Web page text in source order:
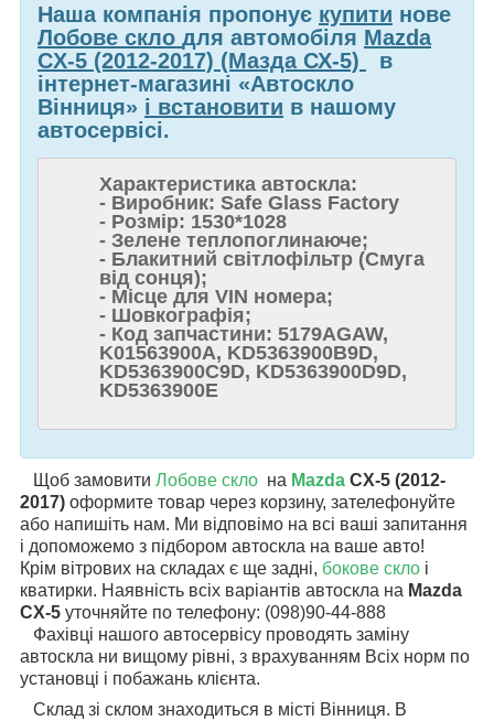
Наша компанія пропонує купити нове
Лобове скло для автомобіля Mazda
CX-5 (2012-2017) (Мазда СХ-5)
в
інтернет-магазині «Автоскло
Вінниця» і встановити в нашому
автосервісі.
Характеристика автоскла:
- Виробник: Safe Glass Factory
- Розмір: 1530*1028
- Зелене теплопоглинаюче;
- Блакитний світлофільтр (Смуга
від сонця);
- Місце для VIN номера;
- Шовкографія;
- Код запчастини: 5179AGAW,
K01563900A, KD5363900B9D,
KD5363900C9D, KD5363900D9D,
KD5363900E
Щоб замовити Лобове скло на Mazda CX-5 (2012-
2017) оформите товар через корзину, зателефонуйте
або напишіть нам. Ми відповімо на всі ваші запитання
і допоможемо з підбором автоскла на ваше авто!
Крім вітрових на складах є ще задні, бокове скло і
кватирки. Наявність всіх варіантів автоскла на Mazda
CX-5 уточняйте по телефону: (098)90-44-888
Фахівці нашого автосервісу проводять заміну
автоскла ни вищому рівні, з врахуванням Всіх норм по
установці і побажань клієнта.
Склад зі склом знаходиться в місті Вінниця. В